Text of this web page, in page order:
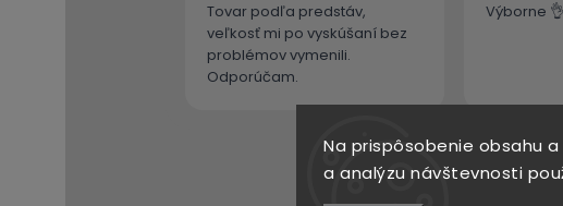
Na prispôsobenie obsahu
a analýzu návštevnosti
Tovar podľa predstáv,
veľkosť mi po vyskúšaní bez
problémov vymenili.
Odporúčam.
Výborne 👌